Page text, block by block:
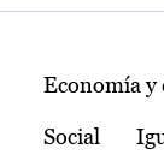
Temas
Economía y
Social